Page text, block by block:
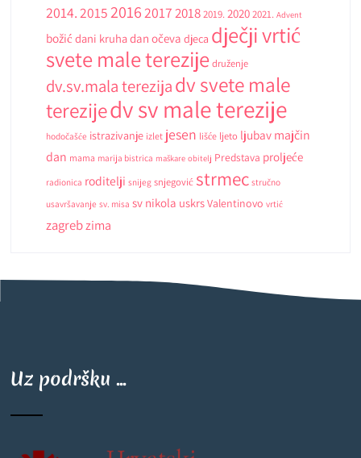
2014.2015201620172018 2019. 2020 2021. Advent
božić dani kruhadan očeva djeca dječji vrtić
svete male terezije druženje
dv.sv.mala terezijadv svete male
terezijedv sv male terezije
hodočašće istrazivanje izlet jesen lišće ljeto ljubav majčin
dan mama marija bistrica maškare obitelj Predstava proljeće
radionica roditelji snijeg snjegović strmec stručno
usavršavanje sv. misa sv nikola uskrsValentinovo vrtić
zagrebzima
Uz podršku ...